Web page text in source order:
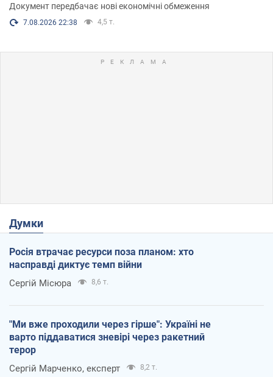
Документ передбачає нові економічні обмеження
7.08.2026 22:38 4,5 т.
Думки
Росія втрачає ресурси поза планом: хто
насправді диктує темп війни
Сергій Місюра 8,6 т.
"Ми вже проходили через гірше": Україні не
варто піддаватися зневірі через ракетний
терор
Сергій Марченко, експерт 8,2 т.